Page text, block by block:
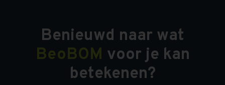
Benieuwd naar wat
BeoBOM voor je kan
betekenen?